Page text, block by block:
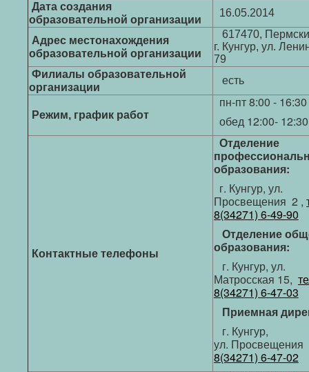
Дата создания
образовательной организации
16.05.2014
Адрес местонахождения
образовательной организации
617470,
г. Кунгур, ул.
79
Филиалы образовательной
организации
есть
Режим, график работ
пн-пт 8:00 - 16:30
обед 12:00- 12:30
Контактные телефоны
Отделение
образования:
г. Кунгур, ул.
Просвещения 2 ,
8(34271) 6-49-90
Отделение
образования:
г. Кунгур, ул.
Матросская 15,
8(34271) 6-47-03
Приемная
г. Кунгур,
ул. Просвещения
8(34271) 6-47-02